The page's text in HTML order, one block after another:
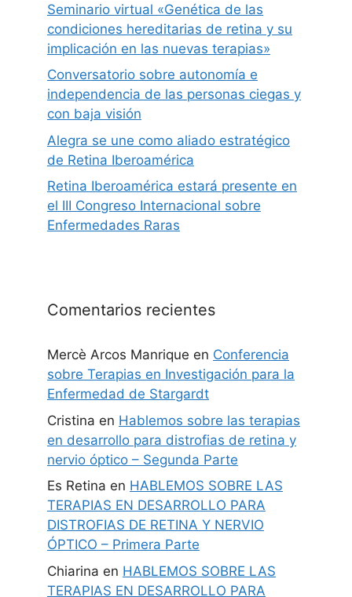
Seminario virtual «Genética de las
condiciones hereditarias de retina y su
implicación en las nuevas terapias»
Conversatorio sobre autonomía e
independencia de las personas ciegas y
con baja visión
Alegra se une como aliado estratégico
de Retina Iberoamérica
Retina Iberoamérica estará presente en
el III Congreso Internacional sobre
Enfermedades Raras
Comentarios recientes
Mercè Arcos Manrique en Conferencia
sobre Terapias en Investigación para la
Enfermedad de Stargardt
Cristina en Hablemos sobre las terapias
en desarrollo para distrofias de retina y
nervio óptico – Segunda Parte
Es Retina en HABLEMOS SOBRE LAS
TERAPIAS EN DESARROLLO PARA
DISTROFIAS DE RETINA Y NERVIO
ÓPTICO – Primera Parte
Chiarina en HABLEMOS SOBRE LAS
TERAPIAS EN DESARROLLO PARA